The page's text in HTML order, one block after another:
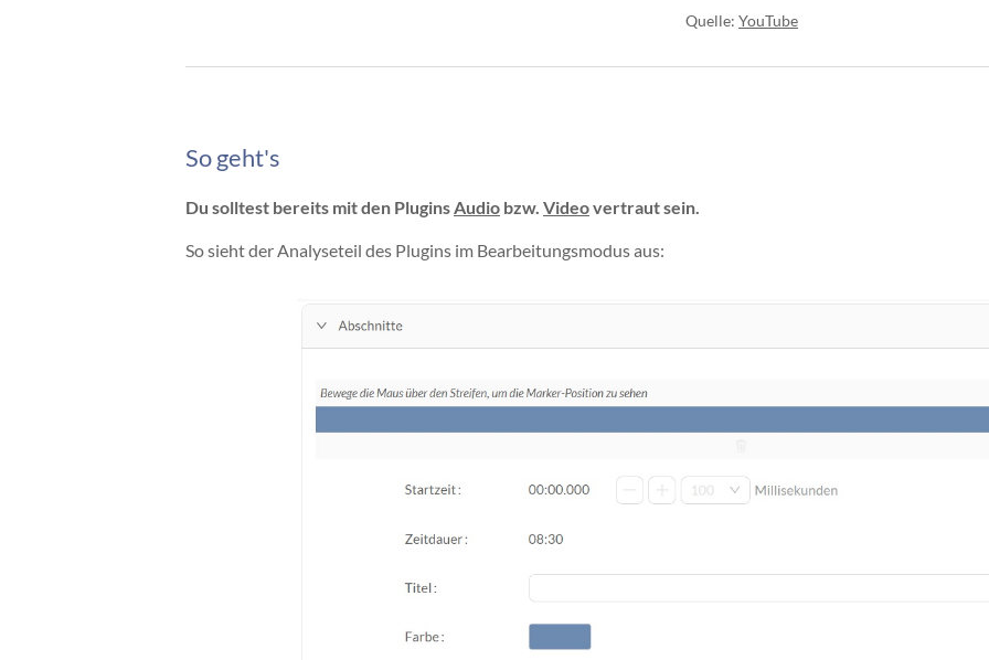
Quelle: YouTube
So geht's
Du solltest bereits mit den Plugins Audio bzw. Videovertraut sein.
So sieht der Analyseteil des Plugins im Bearbeitungsmodus aus: